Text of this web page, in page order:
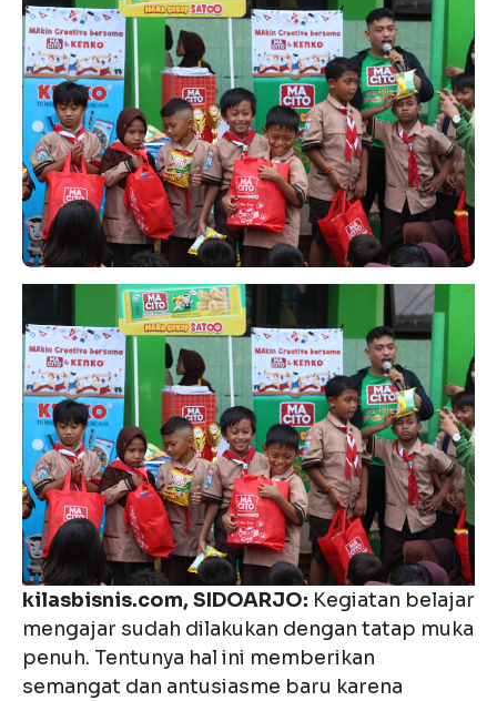
kilasbisnis.com, SIDOARJO: Kegiatan belajar
mengajar sudah dilakukan dengan tatap muka
penuh. Tentunya hal ini memberikan
semangat dan antusiasme baru karena